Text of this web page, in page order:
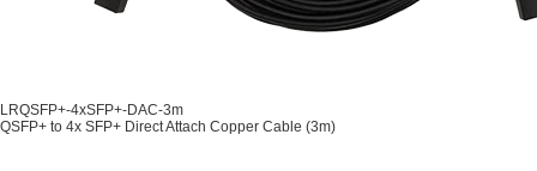
LRQSFP+-4xSFP+-DAC-3m
QSFP+ to 4x SFP+ Direct Attach Copper Cable (3m)